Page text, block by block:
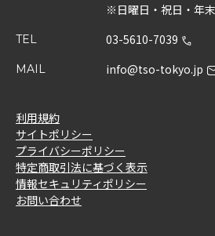
※日曜日・祝日・年
TEL 03-5610-7039
MAIL info@tso-tokyo.jp
利用規約
サイトポリシー
プライバシーポリシー
特定商取引法に基づく表示
情報セキュリティポリシー
お問い合わせ